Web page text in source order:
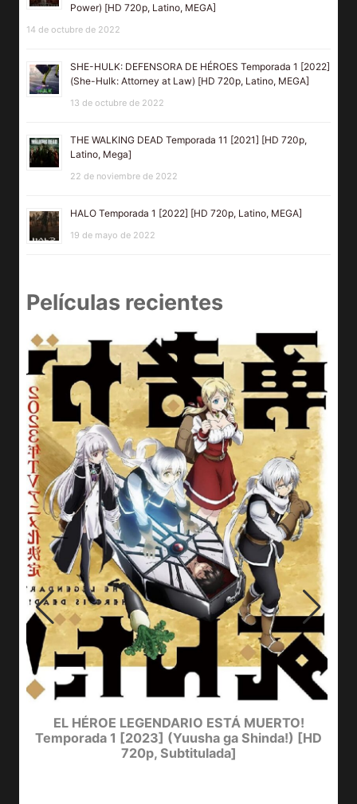
Power) [HD 720p, Latino, MEGA]
14 de octubre de 2022
SHE-HULK: DEFENSORA DE HÉROES Temporada 1 [2022]
(She-Hulk: Attorney at Law) [HD 720p, Latino, MEGA]
13 de octubre de 2022
THE WALKING DEAD Temporada 11 [2021] [HD 720p,
Latino, Mega]
22 de noviembre de 2022
HALO Temporada 1 [2022] [HD 720p, Latino, MEGA]
19 de mayo de 2022
Películas recientes
EL HÉROE LEGENDARIO ESTÁ MUERTO!
Temporada 1 [2023] (Yuusha ga Shinda!) [HD
720p, Subtitulada]